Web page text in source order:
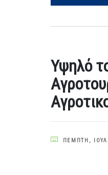
Υψηλό
ΠΈΜΠΤΗ, ΙΟΎΛ